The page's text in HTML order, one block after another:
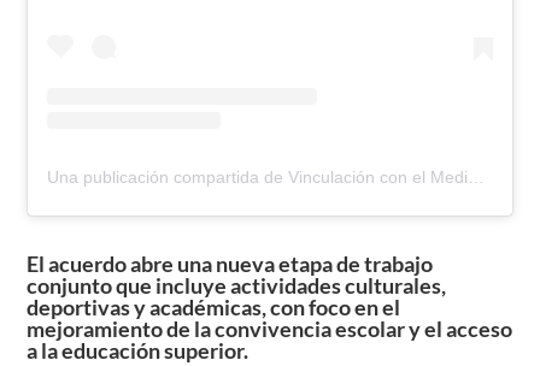
Una publicación compartida de Vinculación con el Medio UPLA (@vcm_upla)
El acuerdo abre una nueva etapa de trabajo
conjunto que incluye actividades culturales,
deportivas y académicas, con foco en el
mejoramiento de la convivencia escolar y el acceso
a la educación superior.